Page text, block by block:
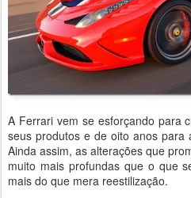
A Ferrari vem se esforçando para
seus produtos e de oito anos
Ainda assim, as alterações que
muito mais profundas que o que
mais do que mera reestilização.